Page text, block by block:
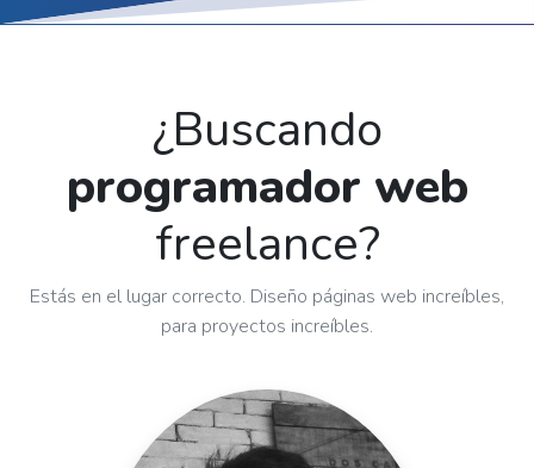
¿Buscando
programador web
freelance?
Estás en el lugar correcto. Diseño páginas web increíbles,
para proyectos increíbles.